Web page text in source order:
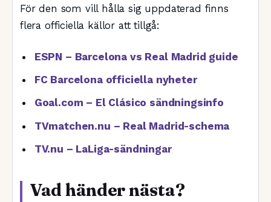
För den som vill hålla sig uppdaterad finns
flera officiella källor att tillgå:
ESPN – Barcelona vs Real Madrid guide
FC Barcelona officiella nyheter
Goal.com – El Clásico sändningsinfo
TVmatchen.nu – Real Madrid-schema
TV.nu – LaLiga-sändningar
Vad händer nästa?